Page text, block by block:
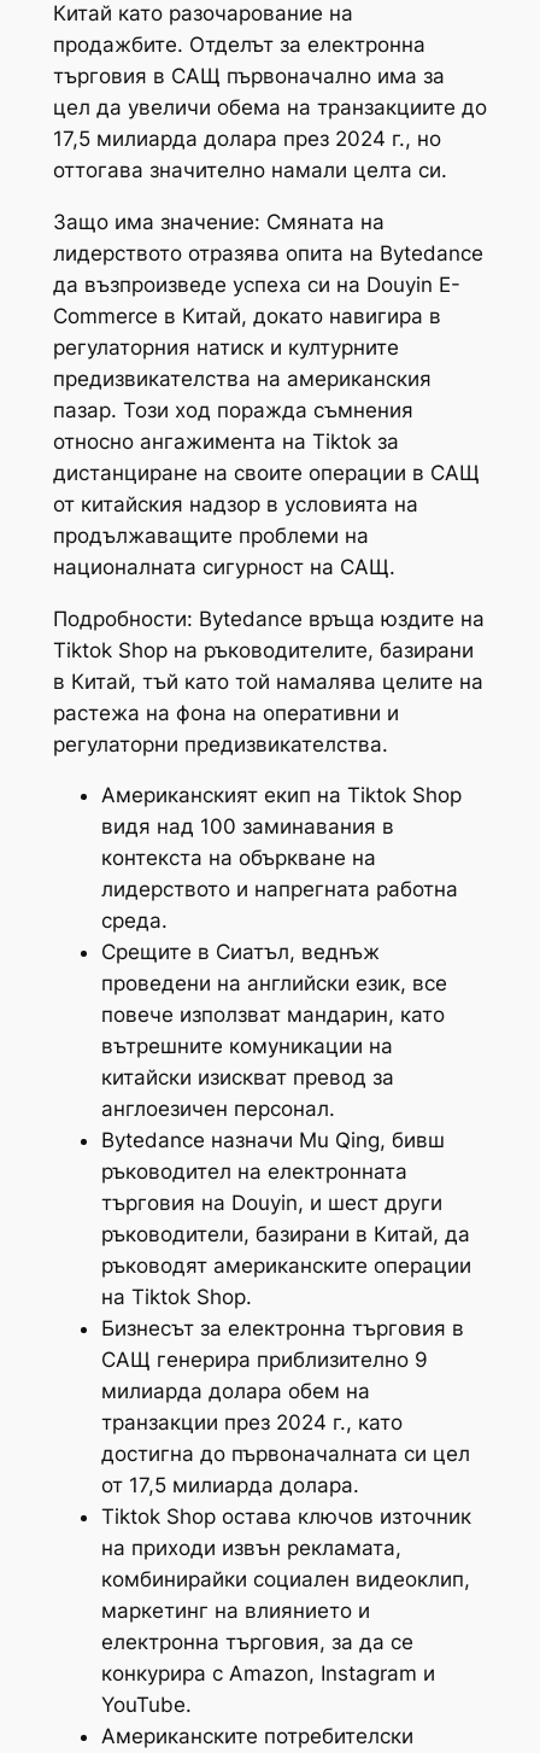
Китай като разочарование на
продажбите. Отделът за електронна
търговия в САЩ първоначално има за
цел да увеличи обема на транзакциите до
17,5 милиарда долара през 2024 г., но
оттогава значително намали целта си.
Защо има значение: Смяната на
лидерството отразява опита на Bytedance
да възпроизведе успеха си на Douyin E-
Commerce в Китай, докато навигира в
регулаторния натиск и културните
предизвикателства на американския
пазар. Този ход поражда съмнения
относно ангажимента на Tiktok за
дистанциране на своите операции в САЩ
от китайския надзор в условията на
продължаващите проблеми на
националната сигурност на САЩ.
Подробности: Bytedance връща юздите на
Tiktok Shop на ръководителите, базирани
в Китай, тъй като той намалява целите на
растежа на фона на оперативни и
регулаторни предизвикателства.
Американският екип на Tiktok Shop
видя над 100 заминавания в
контекста на объркване на
лидерството и напрегната работна
среда.
Срещите в Сиатъл, веднъж
проведени на английски език, все
повече използват мандарин, като
вътрешните комуникации на
китайски изискват превод за
англоезичен персонал.
Bytedance назначи Mu Qing, бивш
ръководител на електронната
търговия на Douyin, и шест други
ръководители, базирани в Китай, да
ръководят американските операции
на Tiktok Shop.
Бизнесът за електронна търговия в
САЩ генерира приблизително 9
милиарда долара обем на
транзакции през 2024 г., като
достигна до първоначалната си цел
от 17,5 милиарда долара.
Tiktok Shop остава ключов източник
на приходи извън рекламата,
комбинирайки социален видеоклип,
маркетинг на влиянието и
електронна търговия, за да се
конкурира с Amazon, Instagram и
YouTube.
Американските потребителски